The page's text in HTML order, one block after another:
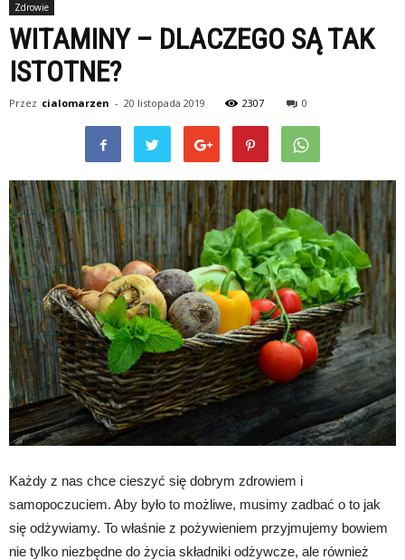
Zdrowie
WITAMINY – DLACZEGO SĄ TAK
ISTOTNE?
Przez cialomarzen - 20 listopada 2019 2307 0
Każdy z nas chce cieszyć się dobrym zdrowiem i
samopoczuciem. Aby było to możliwe, musimy zadbać o to jak
się odżywiamy. To właśnie z pożywieniem przyjmujemy bowiem
nie tylko niezbędne do życia składniki odżywcze, ale również